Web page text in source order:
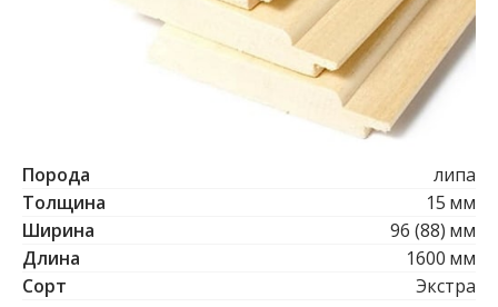
Б
р
у
Порода
липа
Толщина
15 мм
Ширина
96 (88) мм
Длина
1600 мм
Сорт
Экстра